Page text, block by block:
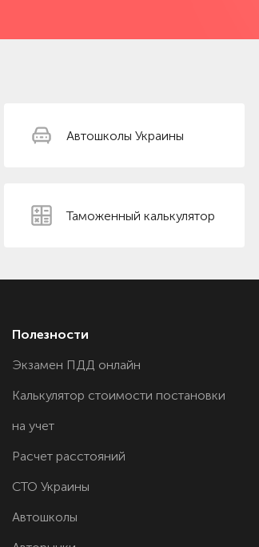
Автошколы Украины
Таможенный калькулятор
Полезности
Экзамен ПДД онлайн
Калькулятор стоимости постановки
на учет
Расчет расстояний
СТО Украины
Автошколы